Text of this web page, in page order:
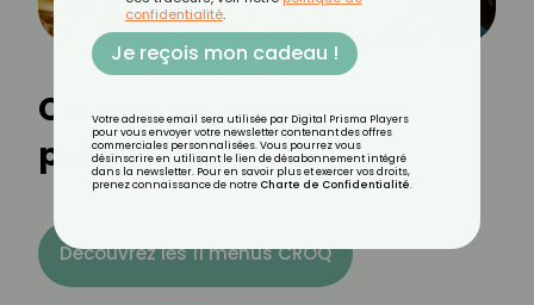
Comment sauver une
purée trop liquide ?
Découvrez les 11 menus CROQ
confidentialité.
Je reçois mon cadeau !
Votre adresse email sera utilisée par Digital Prisma Players
pour vous envoyer votre newsletter contenant des offres
commerciales personnalisées. Vous pourrez vous
désinscrire en utilisant le lien de désabonnement intégré
dans la newsletter. Pour en savoir plus et exercer vos droits,
prenez connaissance de notre Charte de Confidentialité.